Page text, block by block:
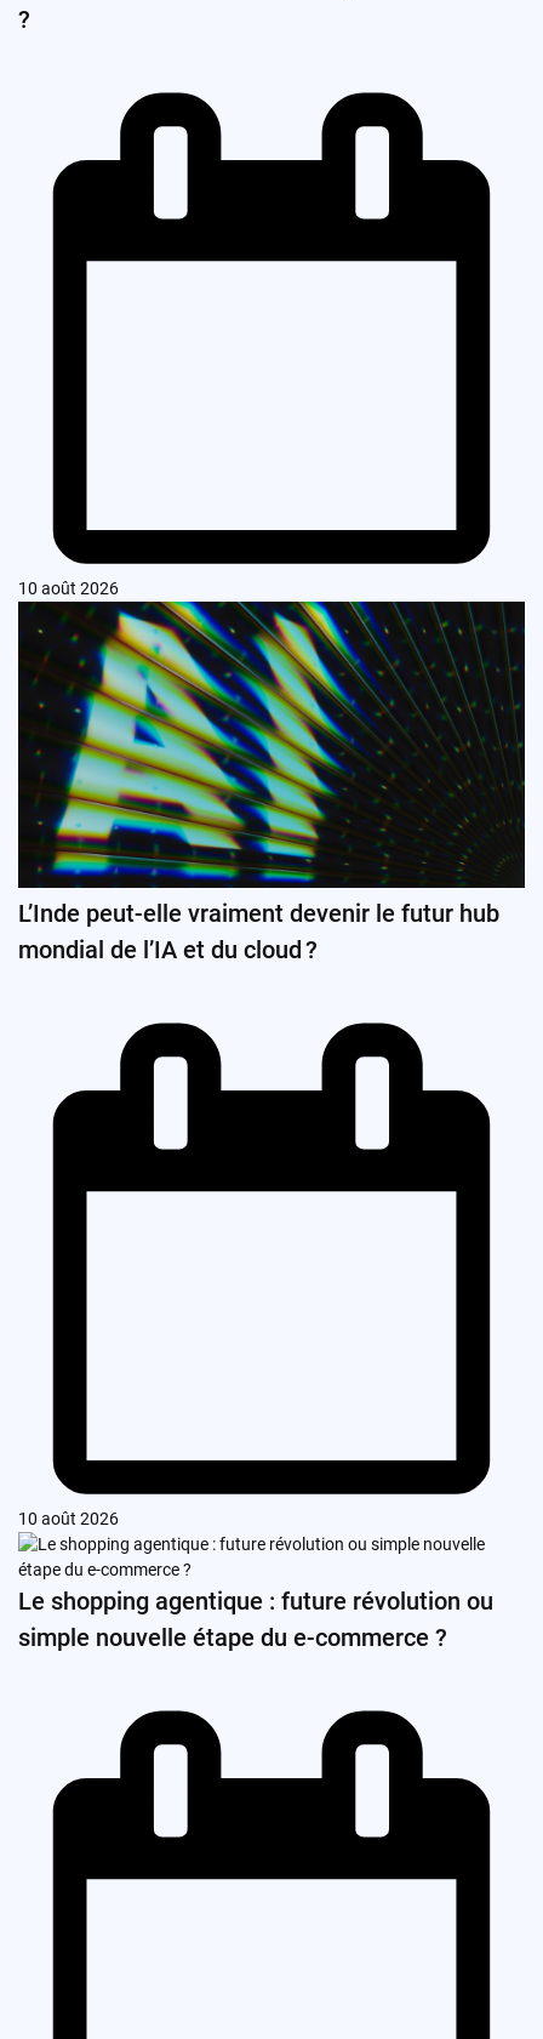
?
10 août 2026
L’Inde peut-elle vraiment devenir le futur hub
mondial de l’IA et du cloud ?
10 août 2026
Le shopping agentique : future révolution ou
simple nouvelle étape du e-commerce ?